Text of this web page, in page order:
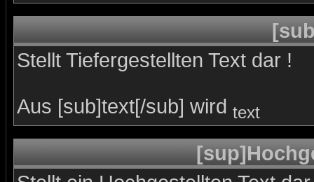
Stellt Tiefergestellten Text dar !
Aus [sub]text[/sub] wird text